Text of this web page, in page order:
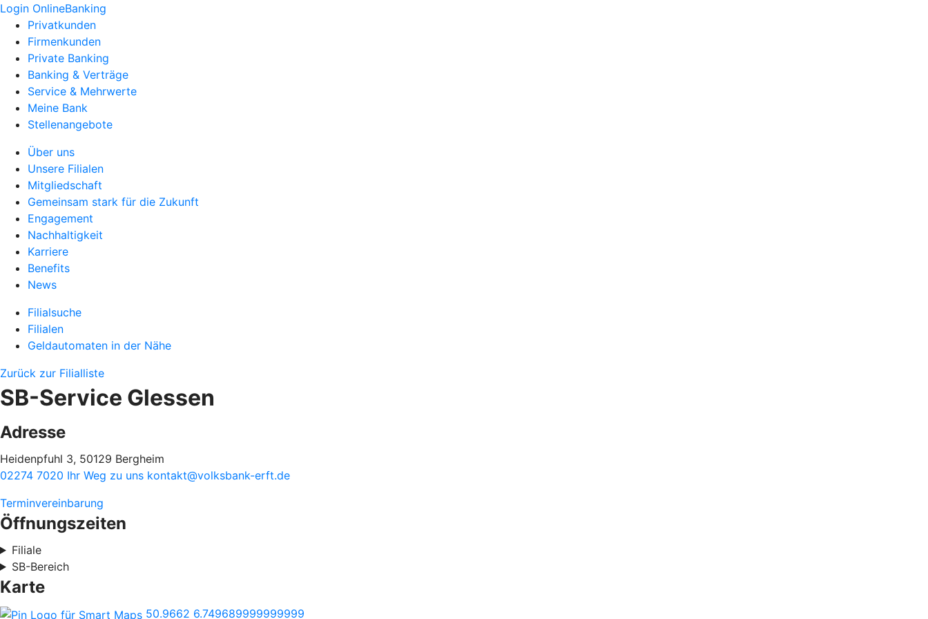
Login OnlineBanking
Privatkunden
Firmenkunden
Private Banking
Banking & Verträge
Service & Mehrwerte
Meine Bank
Stellenangebote
Über uns
Unsere Filialen
Mitgliedschaft
Gemeinsam stark für die Zukunft
Engagement
Nachhaltigkeit
Karriere
Benefits
News
Filialsuche
Filialen
Geldautomaten in der Nähe
Zurück zur Filialliste
SB-Service Glessen
Adresse
Heidenpfuhl 3, 50129 Bergheim
02274 7020 Ihr Weg zu uns kontakt@volksbank-erft.de
Terminvereinbarung
Öffnungszeiten
Filiale
SB-Bereich
Karte
50.9662 6.749689999999999